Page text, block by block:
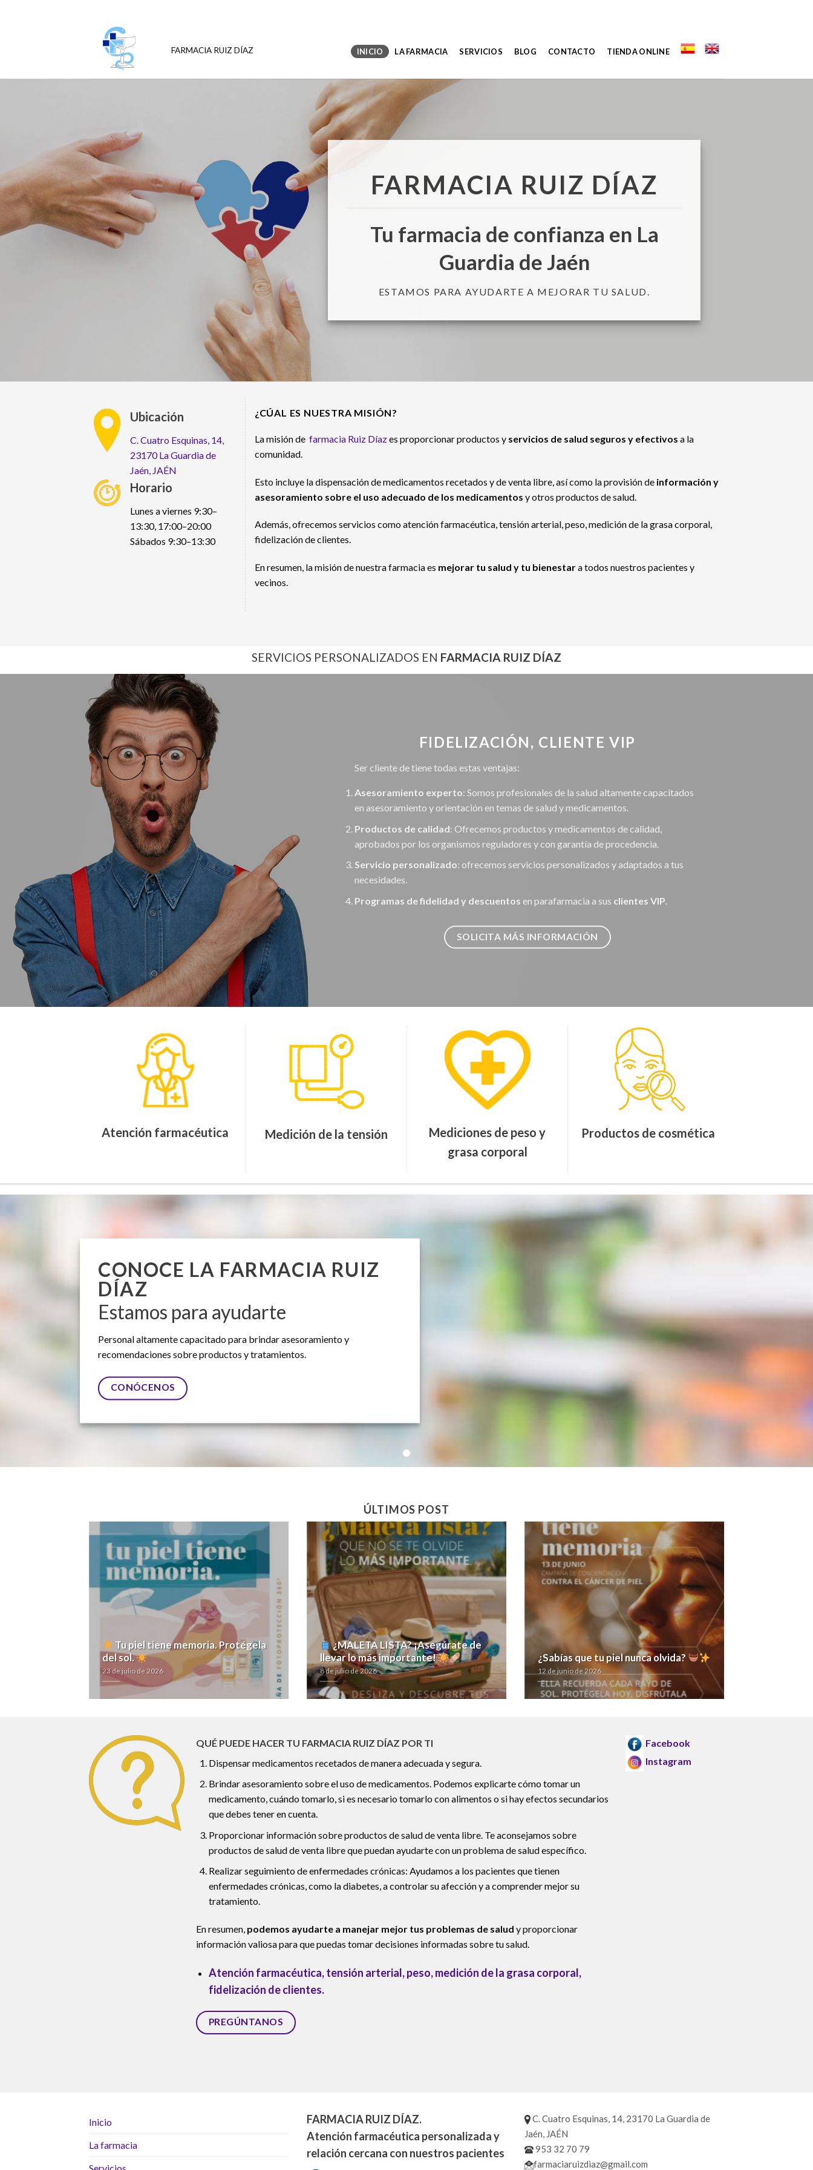
FARMACIA RUIZ DÍAZ INICIO LA FARMACIA SERVICIOS BLOG CONTACTO TIENDA ONLINE
FARMACIA RUIZ DÍAZ
Tu farmacia de confianza en La
Guardia de Jaén
ESTAMOS PARA AYUDARTE A MEJORAR TU SALUD.
Ubicación
C. Cuatro Esquinas, 14,
23170 La Guardia de
Jaén, JAÉN
Horario
Lunes a viernes 9:30–
13:30, 17:00–20:00
Sábados 9:30–13:30
¿CÚAL ES NUESTRA MISIÓN?
La misión de farmacia Ruiz Díazes proporcionar productos y servicios de salud seguros y efectivos a la
comunidad.
Esto incluye la dispensación de medicamentos recetados y de venta libre, así como la provisión de información y
asesoramiento sobre el uso adecuado de los medicamentos y otros productos de salud.
Además, ofrecemos servicios como atención farmacéutica, tensión arterial, peso, medición de la grasa corporal,
fidelización de clientes.
En resumen, la misión de nuestra farmacia es mejorar tu salud y tu bienestara todos nuestros pacientes y
vecinos.
SERVICIOS PERSONALIZADOS EN FARMACIA RUIZ DÍAZ
FIDELIZACIÓN, CLIENTE VIP
Ser cliente de tiene todas estas ventajas:
Asesoramiento experto: Somos profesionales de la salud altamente capacitados
en asesoramiento y orientación en temas de salud y medicamentos.
Productos de calidad: Ofrecemos productos y medicamentos de calidad,
aprobados por los organismos reguladores y con garantía de procedencia.
Servicio personalizado: ofrecemos servicios personalizados y adaptados a tus
necesidades.
Programas de fidelidad y descuentos en parafarmacia a sus clientes VIP.
SOLICITA MÁS INFORMACIÓN
Atención farmacéutica Medición de la tensión
Mediciones de peso y
grasa corporal
Productos de cosmética
CONOCE LA FARMACIA RUIZ
DÍAZ
Estamos para ayudarte
Personal altamente capacitado para brindar asesoramiento y
recomendaciones sobre productos y tratamientos.
CONÓCENOS
ÚLTIMOS POST
Tu piel tiene memoria. Protégela
del sol.
23 de julio de 2026
¿MALETA LISTA? ¡Asegúrate de
llevar lo más importante!
8 de julio de 2026
¿Sabías que tu piel nunca olvida?
12 de junio de 2026
QUÉ PUEDE HACER TU FARMACIA RUIZ DÍAZ POR TI
Dispensar medicamentos recetados de manera adecuada y segura.
Brindar asesoramiento sobre el uso de medicamentos. Podemos explicarte cómo tomar un
medicamento, cuándo tomarlo, si es necesario tomarlo con alimentos o si hay efectos secundarios
que debes tener en cuenta.
Proporcionar información sobre productos de salud de venta libre. Te aconsejamos sobre
productos de salud de venta libre que puedan ayudarte con un problema de salud específico.
Realizar seguimiento de enfermedades crónicas: Ayudamos a los pacientes que tienen
enfermedades crónicas, como la diabetes, a controlar su afección y a comprender mejor su
tratamiento.
En resumen, podemos ayudarte a manejar mejor tus problemas de salud y proporcionar
información valiosa para que puedas tomar decisiones informadas sobre tu salud.
Atención farmacéutica, tensión arterial, peso, medición de la grasa corporal,
fidelización de clientes.
PREGÚNTANOS
Facebook
Instagram
Inicio
La farmacia
Servicios
FARMACIA RUIZ DÍAZ.
Atención farmacéutica personalizada y
relación cercana con nuestros pacientes
C. Cuatro Esquinas, 14, 23170 La Guardia de
Jaén, JAÉN
953 32 70 79
farmaciaruizdiaz@gmail.com